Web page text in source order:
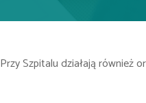
Przy Szpitalu działają również